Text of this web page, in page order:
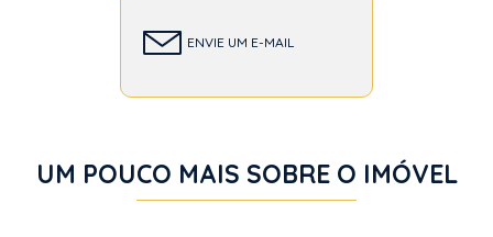
ENVIE UM E-MAIL
UM POUCO MAIS SOBRE O IMÓVEL